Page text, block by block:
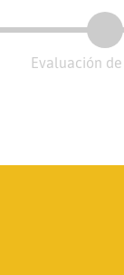
Evaluación